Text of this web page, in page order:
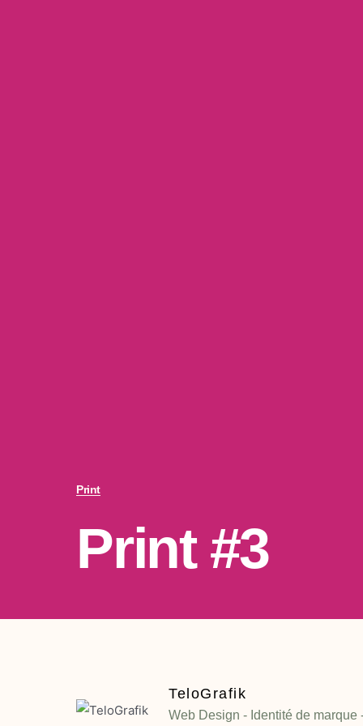
Print
Print #3
TeloGrafik
Web Design - Identité de marque